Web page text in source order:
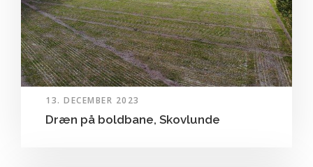
13. DECEMBER 2023
Dræn på boldbane, Skovlunde